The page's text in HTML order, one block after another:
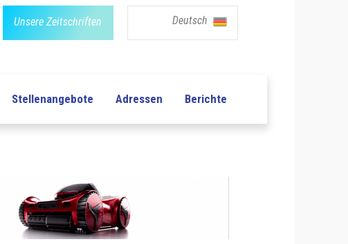
Unsere Zeitschriften Deutsch
Stellenangebote Adressen Berichte